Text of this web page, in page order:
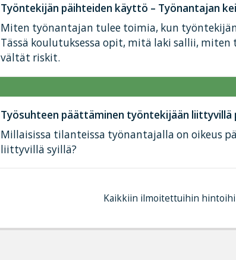
Työntekijän päihteiden käyttö – Työnantajan
Miten työnantajan tulee toimia, kun
Tässä koulutuksessa opit, mitä laki sallii,
vältät riskit.
Työsuhteen päättäminen työntekijään liittyvillä
Millaisissa tilanteissa työnantajalla on oikeus
liittyvillä syillä?
Kaikkiin ilmoitettuihin